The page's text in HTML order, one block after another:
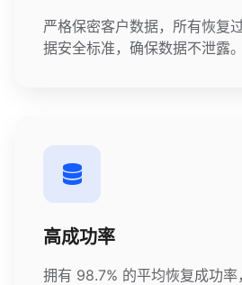
严格保密客户数据，所有恢复
据安全标准，确保数据不泄露。
高成功率
拥有 98.7% 的平均恢复成功率